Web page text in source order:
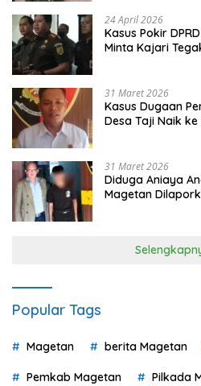
24 April 2026
Kasus Pokir
Minta Kajari
31 Maret 2026
Kasus Dugaan
Desa Taji Naik ke
31 Maret 2026
Diduga Aniaya
Magetan
Popular Tags
Magetan berita Magetan
Pemkab Magetan Pilkada